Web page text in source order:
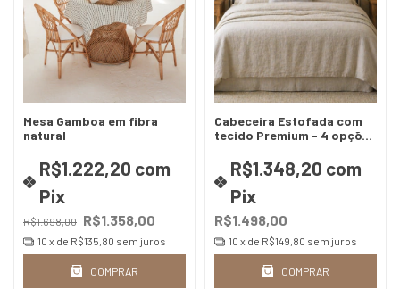
Mesa Gamboa em fibra
natural
R$1.698,00 R$1.358,00
R$1.222,20 com
Pix
10 x de R$135,80 sem juros
COMPRAR
Cabeceira Estofada com
tecido Premium - 4 opções
tecido)
R$1.498,00
R$1.348,20 com
Pix
10 x de R$149,80 sem juros
COMPRAR